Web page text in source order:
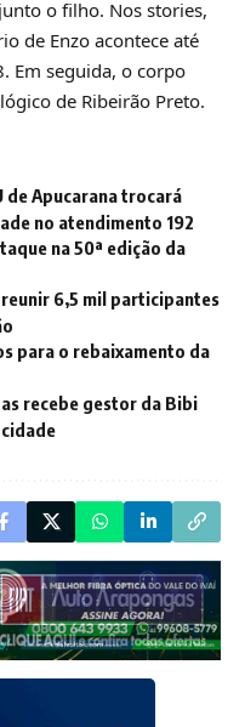
o filho. Nos stories,
de Enzo acontece até
Em seguida, o corpo
de Ribeirão Preto.
de Apucarana trocará
no atendimento 192
na 50ª edição da
6,5 mil participantes
para o rebaixamento da
recebe gestor da Bibi